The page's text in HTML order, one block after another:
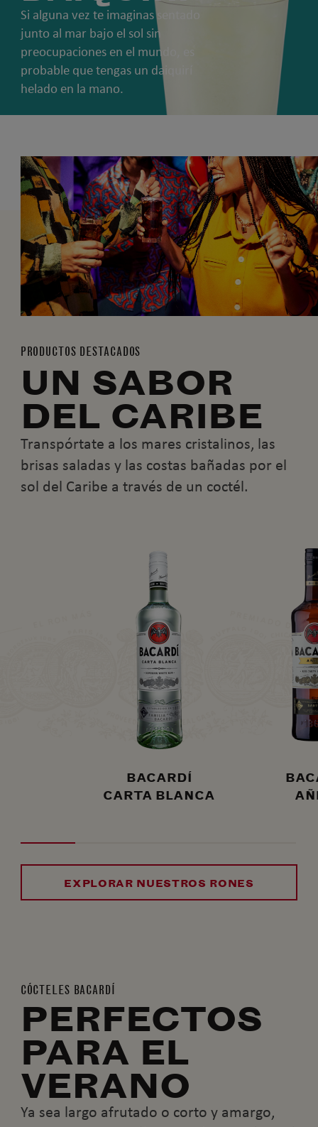
Si alguna vez te imaginas sentado
junto al mar bajo el sol sin
preocupaciones en el mundo, es
probable que tengas un daiquirí
helado en la mano.
PRODUCTOS DESTACADOS
UN SABOR
DEL CARIBE
Transpórtate a los mares cristalinos, las
brisas saladas y las costas bañadas por el
sol del Caribe a través de un coctél.
BACARDÍ
CARTA BLANCA
EXPLORAR NUESTROS RONES
CÓCTELES BACARDÍ
PERFECTOS
PARA EL
VERANO
Ya sea largo afrutado o corto y amargo,